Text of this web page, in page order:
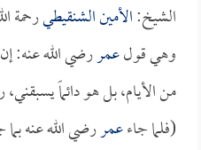
الشيخ:الأمين الشنقيطيرحمة
وهي قولعمررضي الله عنه:
من الأيام، بل هو دائماً يسبقني،
(فلما جاءعمررضي الله عنه